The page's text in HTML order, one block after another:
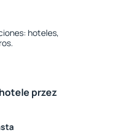
hoteles,
przez